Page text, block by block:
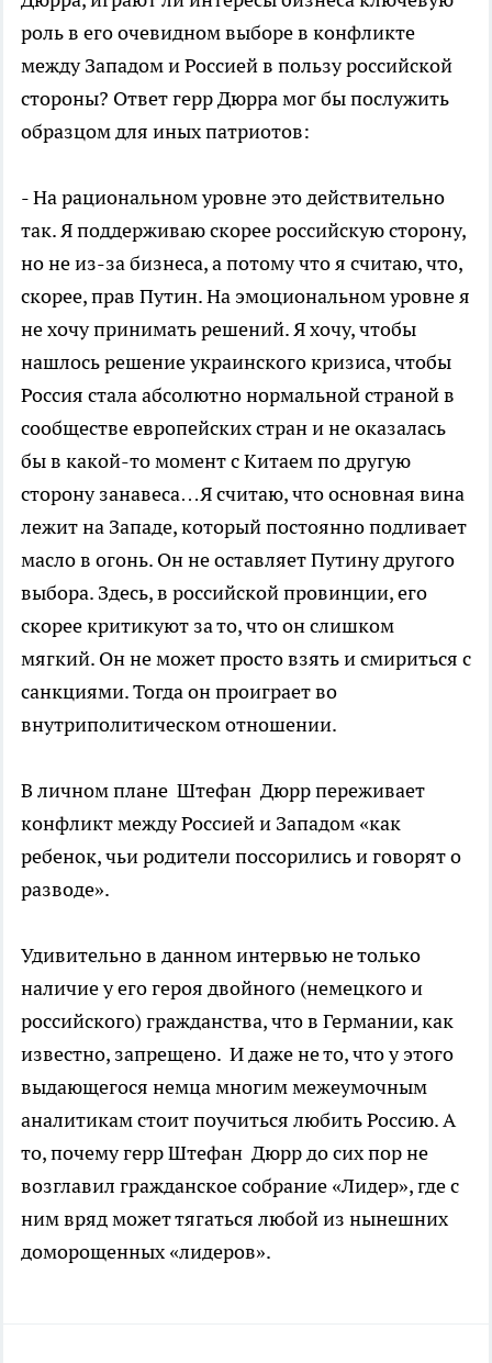
роль в его очевидном выборе в конфликте
между Западом и Россией в пользу российской
стороны? Ответ герр Дюрра мог бы послужить
образцом для иных патриотов:
- На рациональном уровне это действительно
так. Я поддерживаю скорее российскую сторону,
но не из-за бизнеса, а потому что я считаю, что,
скорее, прав Путин. На эмоциональном уровне я
не хочу принимать решений. Я хочу, чтобы
нашлось решение украинского кризиса, чтобы
Россия стала абсолютно нормальной страной в
сообществе европейских стран и не оказалась
бы в какой-то момент с Китаем по другую
сторону занавеса…Я считаю, что основная вина
лежит на Западе, который постоянно подливает
масло в огонь. Он не оставляет Путину другого
выбора. Здесь, в российской провинции, его
скорее критикуют за то, что он слишком
мягкий. Он не может просто взять и смириться с
санкциями. Тогда он проиграет во
внутриполитическом отношении.
В личном плане Штефан Дюрр переживает
конфликт между Россией и Западом «как
ребенок, чьи родители поссорились и говорят о
разводе».
Удивительно в данном интервью не только
наличие у его героя двойного (немецкого и
российского) гражданства, что в Германии, как
известно, запрещено. И даже не то, что у этого
выдающегося немца многим межеумочным
аналитикам стоит поучиться любить Россию. А
то, почему герр Штефан Дюрр до сих пор не
возглавил гражданское собрание «Лидер», где с
ним вряд может тягаться любой из нынешних
доморощенных «лидеров».